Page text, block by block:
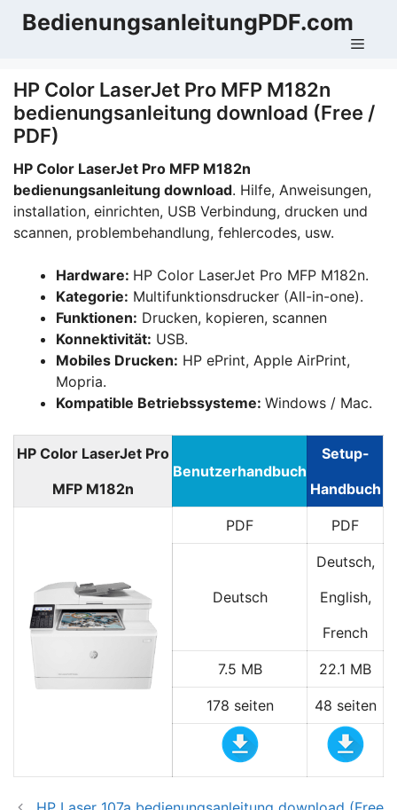
Zum
InhaltBedienungsanleitungPDF.com
HP Color LaserJet Pro MFP M182n
bedienungsanleitung download (Free /
PDF)
HP Color LaserJet Pro MFP M182n
bedienungsanleitung download. Hilfe, Anweisungen,
installation, einrichten, USB Verbindung, drucken und
scannen, problembehandlung, fehlercodes, usw.
Hardware: HP Color LaserJet Pro MFP M182n.
Kategorie: Multifunktionsdrucker (All-in-one).
Funktionen: Drucken, kopieren, scannen
Konnektivität: USB.
Mobiles Drucken: HP ePrint, Apple AirPrint,
Mopria.
Kompatible Betriebssysteme: Windows / Mac.
HP Color LaserJet Pro
MFP M182n
Benutzerhandbuch
Setup-
Handbuch
PDF PDF
Deutsch
Deutsch,
English,
French
7.5 MB 22.1 MB
178 seiten 48 seiten